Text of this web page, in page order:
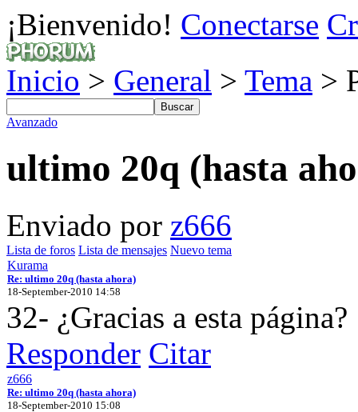
¡Bienvenido! Conectarse
Inicio > General > Tema >
Avanzado
ultimo 20q (hasta
Enviado por z666
Lista de foros Lista de mensajes Nuevo tema
Kurama
Re: ultimo 20q (hasta ahora)
18-September-2010 14:58
32- ¿Gracias a esta página?
Responder Citar
z666
Re: ultimo 20q (hasta ahora)
18-September-2010 15:08